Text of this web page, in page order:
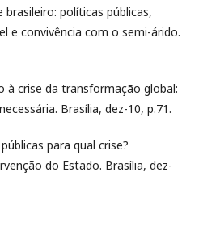
políticas públicas,
e convivência com o semi-árido.
à crise da transformação global:
Brasília, dez-10, p.71.
para qual crise?
do Estado. Brasília, dez-